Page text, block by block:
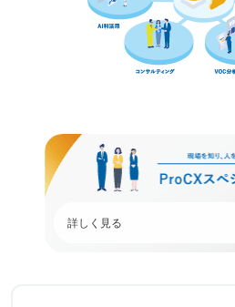
詳しく見る